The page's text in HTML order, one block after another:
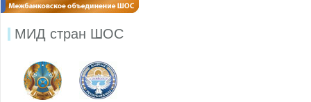
МИД стран ШОС